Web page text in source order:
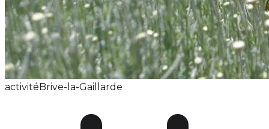
activitéBrive-la-Gaillarde